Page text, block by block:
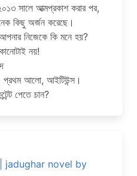
সালে আত্মপ্রকাশ করার পর,
কিছু অর্জন করেছে।
নিজেকে কি মনে হয়?
নয়!
প্রথম আলো, আইটিউন্স।
পেতে চান?
| jadughar novel by